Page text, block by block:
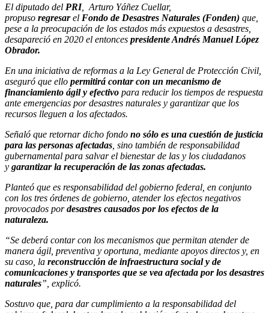
El diputado del PRI, Arturo Yáñez Cuellar,
propuso regresarel Fondo de Desastres Naturales (Fonden) que,
pese a la preocupación de los estados más expuestos a desastres,
desapareció en 2020 el entonces presidente Andrés Manuel López
Obrador.
En una iniciativa de reformas a la Ley General de Protección Civil,
aseguró que ello permitirá contar con un mecanismo de
financiamiento ágil y efectivo para reducir los tiempos de respuesta
ante emergencias por desastres naturales y garantizar que los
recursos lleguen a los afectados.
Señaló que retornar dicho fondo no sólo es una cuestión de justicia
para las personas afectadas , sino también de responsabilidad
gubernamental para salvar el bienestar de las y los ciudadanos
y garantizar la recuperación de las zonas afectadas.
Planteó que es responsabilidad del gobierno federal, en conjunto
con los tres órdenes de gobierno, atender los efectos negativos
provocados pordesastres causados por los efectos de la
naturaleza.
“Se deberá contar con los mecanismos que permitan atender de
manera ágil, preventiva y oportuna, mediante apoyos directos y, en
su caso, la reconstrucción de infraestructura social y de
comunicaciones y transportes que se vea afectada por los desastres
naturales”, explicó.
Sostuvo que, para dar cumplimiento a la responsabilidad del